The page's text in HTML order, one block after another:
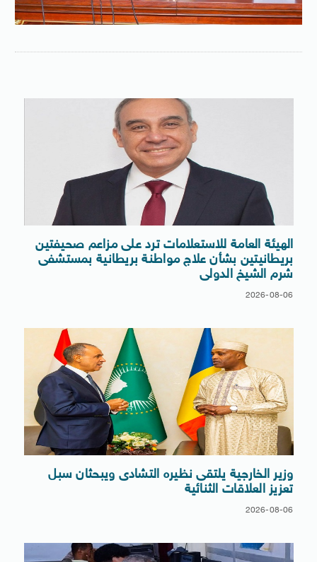
الهيئة العامة للاستعلامات ترد على مزاعم صحيفتين
بريطانيتين بشأن علاج مواطنة بريطانية بمستشفى
شرم الشيخ الدولى
2026-08-06
وزير الخارجية يلتقى نظيره التشادى ويبحثان سبل
تعزيز العلاقات الثنائية
2026-08-06